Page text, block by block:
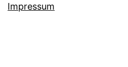
Impressum